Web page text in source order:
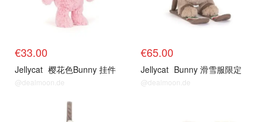
€33.00
Jellycat 樱花色Bunny 挂件
@dealmoon.de
€65.00
Jellycat Bunny 滑雪服限定
@dealmoon.de